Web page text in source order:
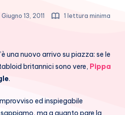
Giugno 13, 2011 1 lettura minima
una nuovo arrivo su piazza: se le
britannici sono vere, Pippa
.
ed inspiegabile
ma a quanto pare la